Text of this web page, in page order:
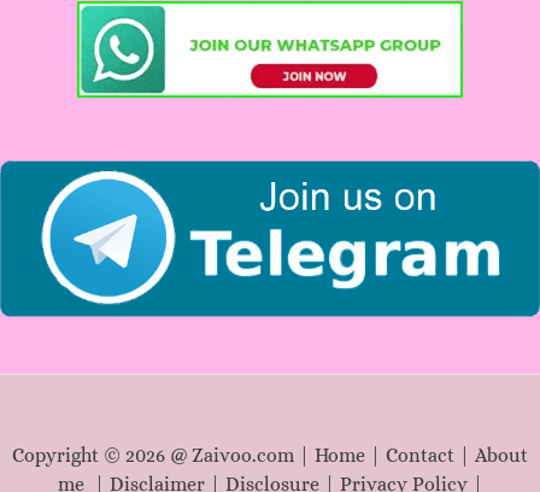
Copyright © 2026 @ Zaivoo.com | Home Contact
About
me
Disclaimer| Disclosure| Privacy Policy|